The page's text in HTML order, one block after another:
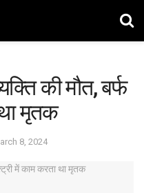
की मौत, बर्फ
मृतक
8, 2024